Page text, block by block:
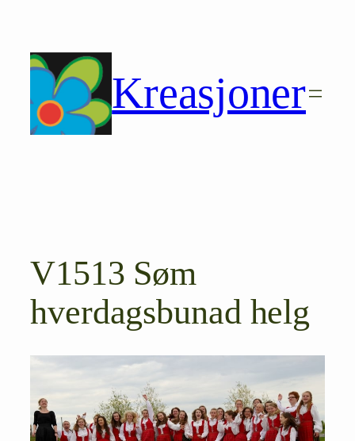
innhold
Kreasjoner
V1513 Søm
hverdagsbunad helg